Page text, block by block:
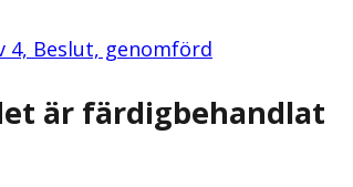
4, Beslut, genomförd
är färdigbehandlat